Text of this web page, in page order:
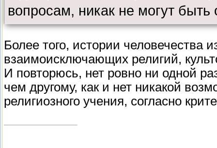
вопросам, никак не могут
Более того, истории человечества
взаимоисключающих религий,
И повторюсь, нет ровно ни одной
чем другому, как и нет никакой
религиозного учения, согласно